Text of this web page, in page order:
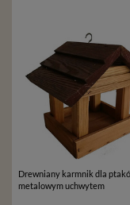
Drewniany karmnik dla
metalowym uchwytem